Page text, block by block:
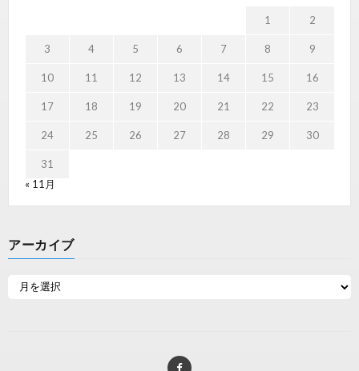
1 2
3 4 5 6 7 8 9
10 11 12 13 14 15 16
17 18 19 20 21 22 23
24 25 26 27 28 29 30
31
« 11月
アーカイブ